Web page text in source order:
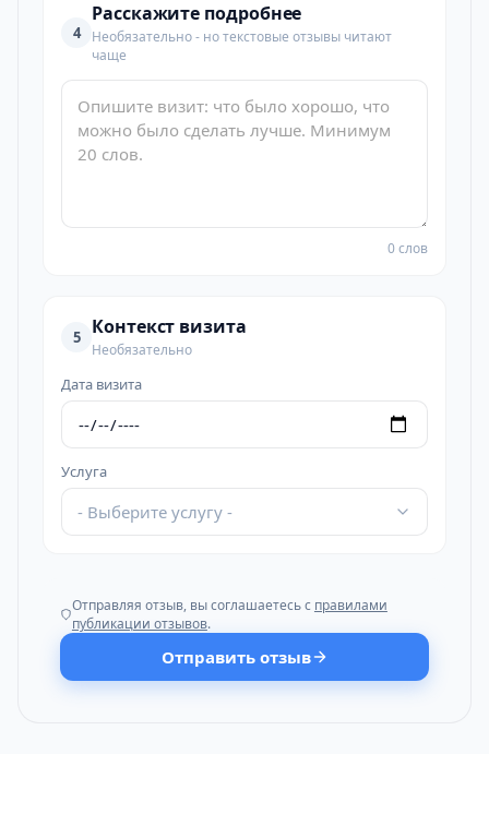
4
Расскажите подробнее
Необязательно - но текстовые отзывы читают
чаще
0 слов
5 Контекст визита
Необязательно
Дата визита
Услуга
- Выберите услугу -
Отправляя отзыв, вы соглашаетесь с правилами
публикации отзывов.
Отправить отзыв